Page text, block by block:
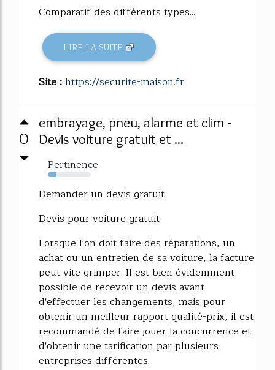
Comparatif des différents types...
LIRE LA SUITE
Site :https://securite-maison.fr
0
embrayage, pneu, alarme et clim -
Devis voiture gratuit et ...
Pertinence
19%
Demander un devis gratuit
Devis pour voiture gratuit
Lorsque l'on doit faire des réparations, un
achat ou un entretien de sa voiture, la facture
peut vite grimper. Il est bien évidemment
possible de recevoir un devis avant
d'effectuer les changements, mais pour
obtenir un meilleur rapport qualité-prix, il est
recommandé de faire jouer la concurrence et
d'obtenir une tarification par plusieurs
entreprises différentes.